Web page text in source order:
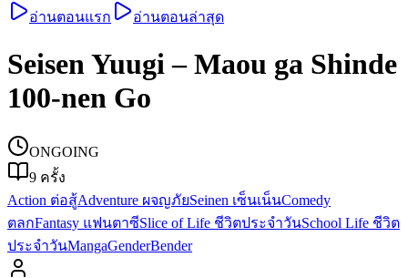
อ่านตอนแรก อ่านตอนล่าสุด
Seisen Yuugi – Maou ga Shinde
100-nen Go
ONGOING
9 ครั้ง
Action ต่อสู้Adventure ผจญภัยSeinen เซ็นเน็นComedy
ตลกFantasy แฟนตาซีSlice of Life ชีวิตประจำวันSchool Life ชีวิต
ประจำวันMangaGenderBender